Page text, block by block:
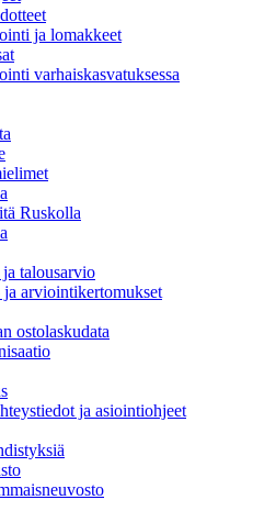
ja lomakkeet
varhaiskasvatuksessa
Ruskolla
talousarvio
arviointikertomukset
ostolaskudata
ja asiointiohjeet